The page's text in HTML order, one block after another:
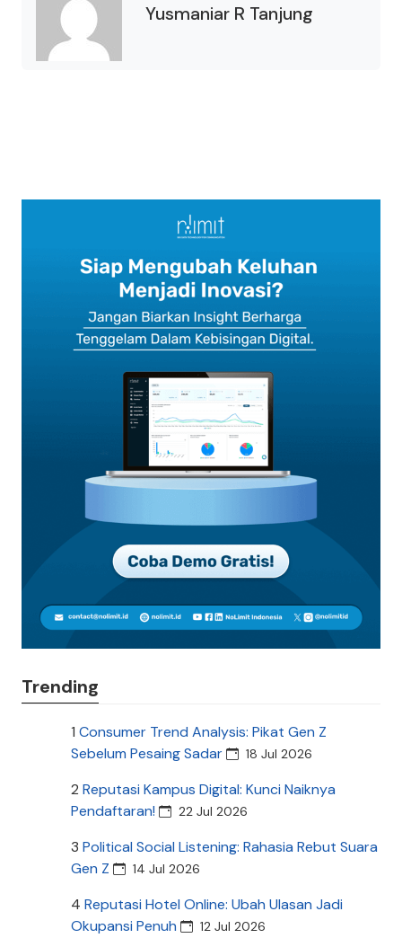
Yusmaniar R Tanjung
Trending
1 Consumer Trend Analysis: Pikat Gen Z
Sebelum Pesaing Sadar
18 Jul 2026
2 Reputasi Kampus Digital: Kunci Naiknya
Pendaftaran!
22 Jul 2026
3 Political Social Listening: Rahasia Rebut Suara
Gen Z
14 Jul 2026
4 Reputasi Hotel Online: Ubah Ulasan Jadi
Okupansi Penuh
12 Jul 2026